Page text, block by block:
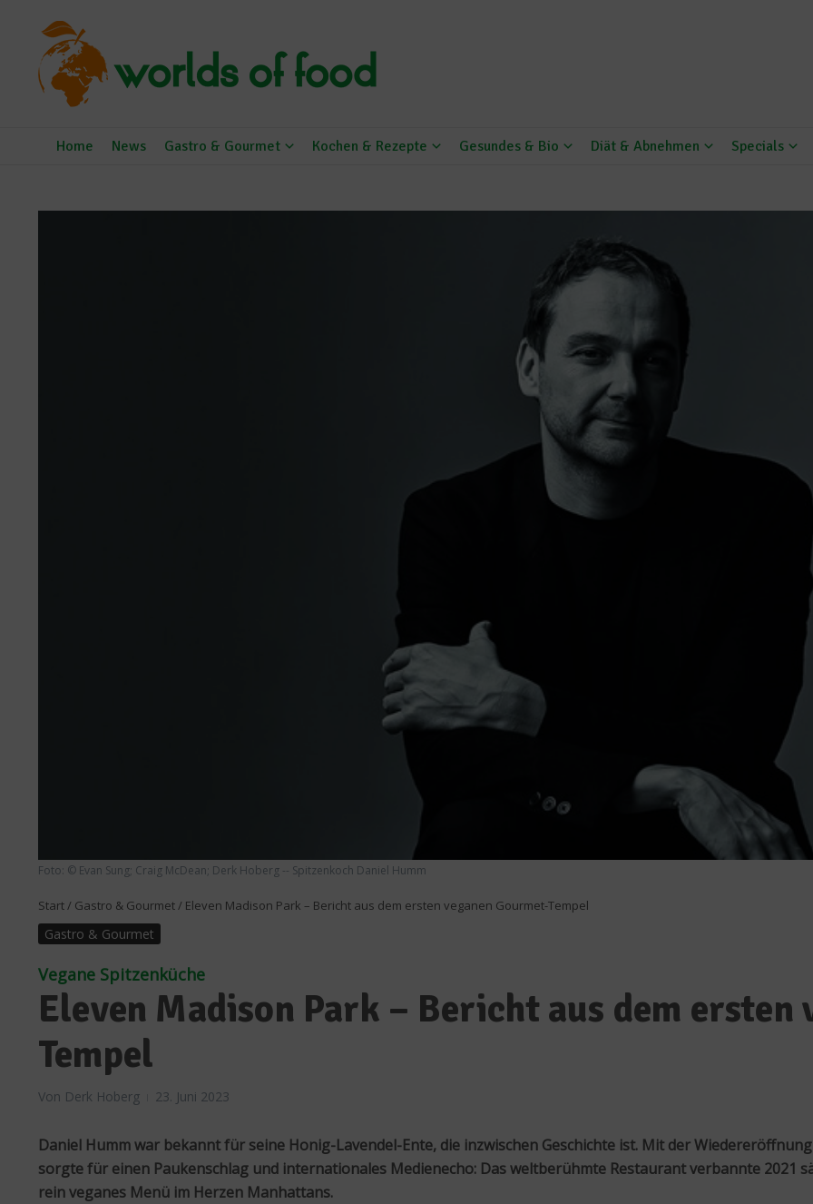
Home News Gastro & Gourmet Kochen & Rezepte Gesundes & Bio Diät & Abnehmen Specials
Foto: © Evan Sung; Craig McDean; Derk Hoberg -- Spitzenkoch Daniel Humm
Start/ Gastro & Gourmet/ Eleven Madison Park – Bericht aus dem ersten veganen Gourmet-Tempel
Gastro & Gourmet
Vegane Spitzenküche
Eleven Madison Park – Bericht aus dem ersten
Tempel
Von Derk Hoberg 23. Juni 2023
Daniel Humm war bekannt für seine Honig-Lavendel-Ente, die inzwischen Geschichte ist. Mit der
sorgte für einen Paukenschlag und internationales Medienecho: Das weltberühmte Restaurant verbannte 2021
rein veganes Menü im Herzen Manhattans.